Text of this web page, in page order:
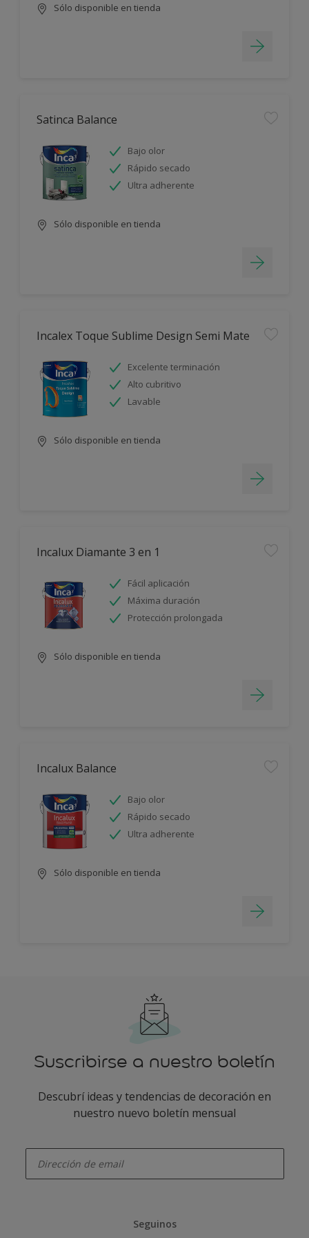
Sólo disponible en tienda
Satinca Balance
Bajo olor
Rápido secado
Ultra adherente
Sólo disponible en tienda
Incalex Toque Sublime Design Semi Mate
Excelente terminación
Alto cubritivo
Lavable
Sólo disponible en tienda
Incalux Diamante 3 en 1
Fácil aplicación
Máxima duración
Protección prolongada
Sólo disponible en tienda
Incalux Balance
Bajo olor
Rápido secado
Ultra adherente
Sólo disponible en tienda
Suscribirse a nuestro boletín
Descubrí ideas y tendencias de decoración en
nuestro nuevo boletín mensual
Seguinos